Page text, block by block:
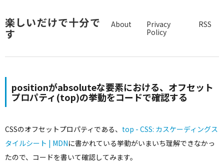
楽しいだけで十分で
す
About
Privacy
Policy
RSS
positionがabsoluteな要素における、オフセット
プロパティ(top)の挙動をコードで確認する
CSSのオフセットプロパティである、 top - CSS: カスケーディングス
タイルシート | MDNに書かれている挙動がいまいち理解できなかっ
たので、コードを書いて確認してみます。